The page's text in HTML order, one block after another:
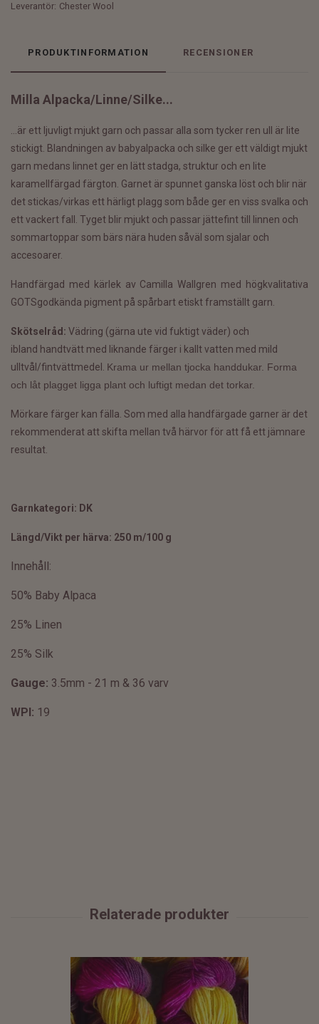
Leverantör: Chester Wool
PRODUKTINFORMATION RECENSIONER
Milla Alpacka/Linne/Silke...
...är ett ljuvligt mjukt garn och passar alla som tycker ren ull är lite
stickigt. Blandningen av babyalpacka och silke ger ett väldigt mjukt
garn medans linnet ger en lätt stadga, struktur och en lite
karamellfärgad färgton. Garnet är spunnet ganska löst och blir när
det stickas/virkas ett härligt plagg som både ger en viss svalka och
ett vackert fall. Tyget blir mjukt och passar jättefint till linnen och
sommartoppar som bärs nära huden såväl som sjalar och
accesoarer.
Handfärgad med kärlek av Camilla Wallgren med högkvalitativa
GOTSgodkända pigment på spårbart etiskt framställt garn.
Skötselråd: Vädring (gärna ute vid fuktigt väder) och
ibland handtvätt med liknande färger i kallt vatten med mild
ulltvål/fintvättmedel. Krama ur mellan tjocka handdukar. Forma
och låt plagget ligga plant och luftigt medan det torkar.
Mörkare färger kan fälla. Som med alla handfärgade garner är det
rekommenderat att skifta mellan två härvor för att få ett jämnare
resultat.
Garnkategori: DK
Längd/Vikt per härva: 250 m/100 g
Innehåll:
50% Baby Alpaca
25% Linen
25% Silk
Gauge: 3.5mm - 21 m & 36 varv
WPI: 19